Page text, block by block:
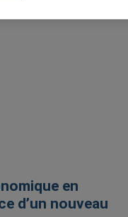
en
d’un nouveau